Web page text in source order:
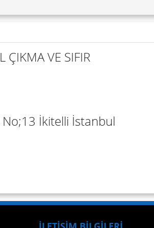
ÇIKMA VE SIFIR
No;13 İkitelli İstanbul